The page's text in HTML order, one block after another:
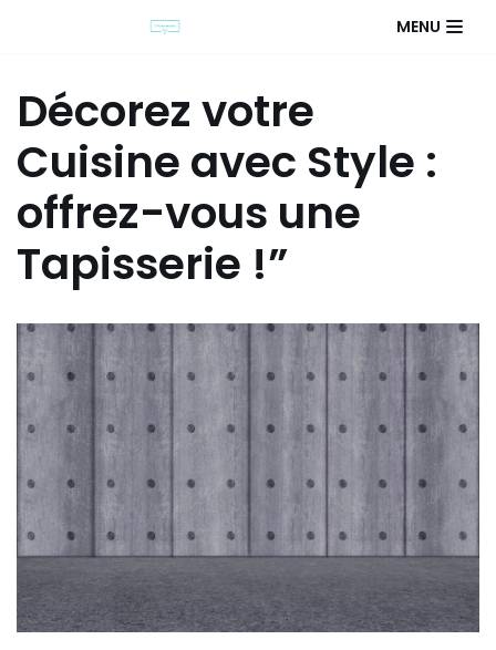
MENU
Décorez votre
Cuisine avec Style :
offrez-vous une
Tapisserie !”